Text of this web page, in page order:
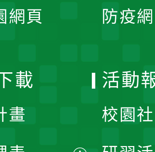
網頁 防疫
載
畫
活動
校園